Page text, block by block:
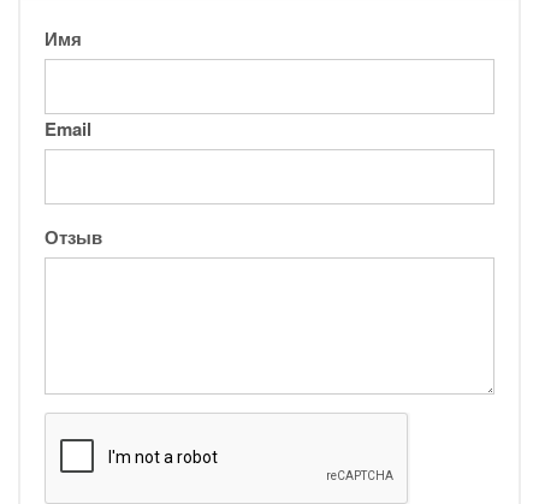
Имя
Email
Отзыв